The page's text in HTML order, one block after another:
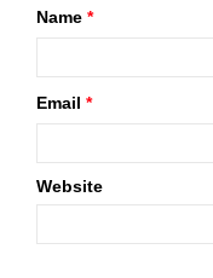
Name *
Email *
Website